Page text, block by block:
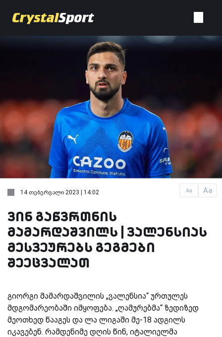
Aa Aa
14 თებერვალი 2023 | 14:02
ვინ გაწვრთნის
მამარდაშვილს | ვალენსიას
მესვეურებს გეგმები
შეეცვალათ
გიორგი მამარდაშვილის „ვალენსია“ ურთულეს
მდგომარეობაში იმყოფება. „ღამურებმა“ ზედიზედ
მეოთხედ წააგეს და ლა ლიგაში მე-18 ადგილს
იკავებენ. რამდენიმე დღის წინ, იტალიელმა